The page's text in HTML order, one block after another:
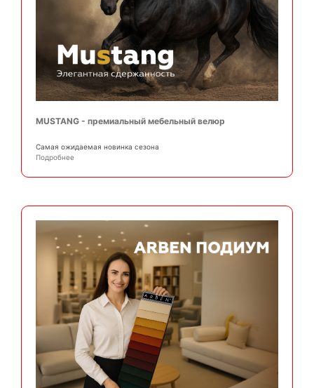
MUSTANG - премиальный мебельный велюр
Самая ожидаемая новинка сезона
Подробнее